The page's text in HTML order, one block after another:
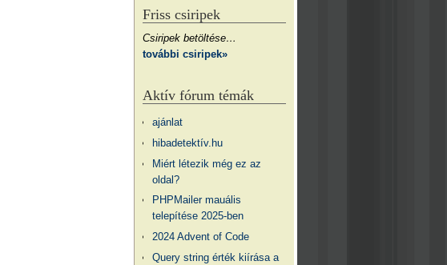
Friss csiripek
Csiripek betöltése…
további csiripek»
Aktív fórum témák
ajánlat
hibadetektív.hu
Miért létezik még ez az
oldal?
PHPMailer mauális
telepítése 2025-ben
2024 Advent of Code
Query string érték kiírása a